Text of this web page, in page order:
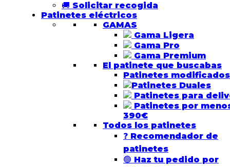
🚚 Solicitar recogida
Patinetes eléctricos
GAMAS
Gama Ligera
Gama Pro
Gama Premium
El patinete que buscabas
Patinetes modificados
Patinetes Duales
Patinetes para
Patinetes por
390€
Todos los patinetes
❓ Recomendador de
patinetes
🟢 Haz tu pedido por